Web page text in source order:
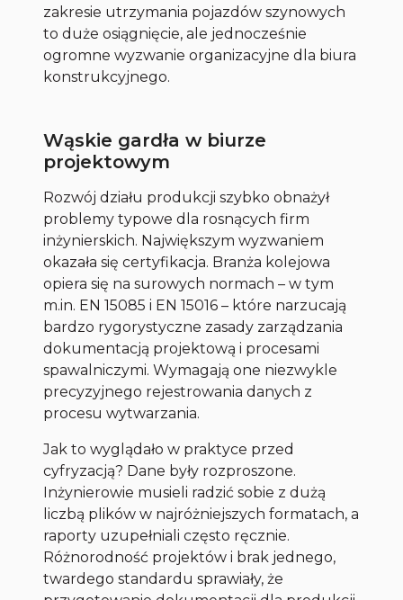
zakresie utrzymania pojazdów szynowych
to duże osiągnięcie, ale jednocześnie
ogromne wyzwanie organizacyjne dla biura
konstrukcyjnego.
Wąskie gardła w biurze
projektowym
Rozwój działu produkcji szybko obnażył
problemy typowe dla rosnących firm
inżynierskich. Największym wyzwaniem
okazała się certyfikacja. Branża kolejowa
opiera się na surowych normach – w tym
m.in. EN 15085 i EN 15016 – które narzucają
bardzo rygorystyczne zasady zarządzania
dokumentacją projektową i procesami
spawalniczymi. Wymagają one niezwykle
precyzyjnego rejestrowania danych z
procesu wytwarzania.
Jak to wyglądało w praktyce przed
cyfryzacją? Dane były rozproszone.
Inżynierowie musieli radzić sobie z dużą
liczbą plików w najróżniejszych formatach, a
raporty uzupełniali często ręcznie.
Różnorodność projektów i brak jednego,
twardego standardu sprawiały, że